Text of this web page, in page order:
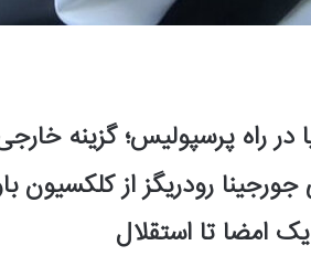
در راه پرسپولیس؛ گزینه
رودریگز از کلکسیون
یک امضا تا استقلال